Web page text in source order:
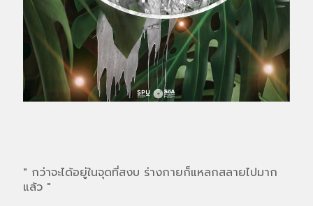
" กว่าจะได้อยู่ในจุดที่สงบ ร่างกายก็แหลกสลายไปมาก
แล้ว "